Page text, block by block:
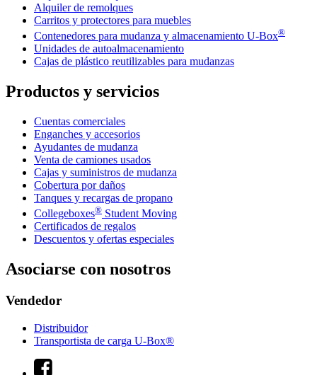
Alquiler de remolques
Carritos y protectores para muebles
Contenedores para mudanza y almacenamiento U-Box®
Unidades de autoalmacenamiento
Cajas de plástico reutilizables para mudanzas
Productos y servicios
Cuentas comerciales
Enganches y accesorios
Ayudantes de mudanza
Venta de camiones usados
Cajas y suministros de mudanza
Cobertura por daños
Tanques y recargas de propano
Collegeboxes® Student Moving
Certificados de regalos
Descuentos y ofertas especiales
Asociarse con nosotros
Vendedor
Distribuidor
Transportista de carga U-Box®